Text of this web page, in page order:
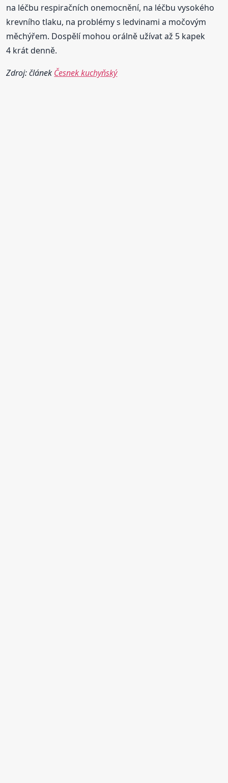
na léčbu respiračních onemocnění, na léčbu vysokého
krevního tlaku, na problémy s ledvinami a močovým
měchýřem. Dospělí mohou orálně užívat až 5 kapek
4 krát denně.
Zdroj: článek Česnek kuchyňský